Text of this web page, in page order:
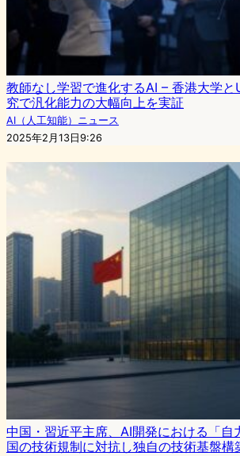
教師なし学習で進化するAI – 香港大学
究で汎化能力の大幅向上を実証
AI（人工知能）ニュース
2025年2月13日9:26
中国・習近平主席、AI開発における「
国の技術規制に対抗し独自の技術基盤構